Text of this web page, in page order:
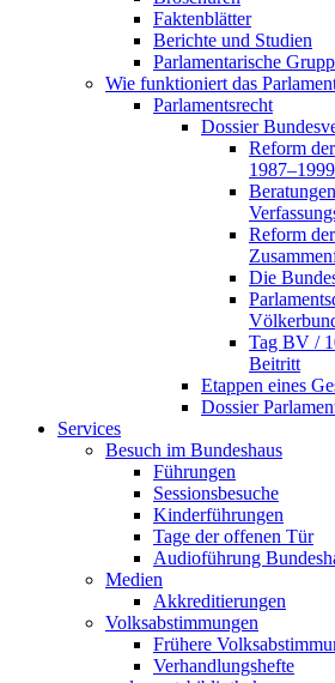
Faktenblätter
Berichte und Studien
Parlamentarische
Wie funktioniert das
Parlamentsrecht
Dossier
Reform
1987–1999
Reform
Die
Tag BV /
Beitritt
Etappen eines
Dossier
Services
Besuch im Bundeshaus
Führungen
Sessionsbesuche
Kinderführungen
Tage der offenen Tür
Audioführung
Medien
Akkreditierungen
Volksabstimmungen
Frühere
Verhandlungshefte